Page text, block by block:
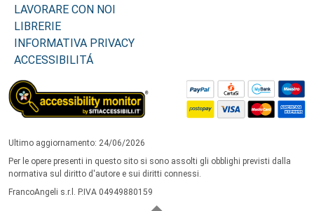
LAVORARE CON NOI
LIBRERIE
INFORMATIVA PRIVACY
ACCESSIBILITÁ
Ultimo aggiornamento: 24/06/2026
Per le opere presenti in questo sito si sono assolti gli obblighi previsti dalla
normativa sul diritto d'autore e sui diritti connessi.
FrancoAngeli s.r.l. P.IVA 04949880159